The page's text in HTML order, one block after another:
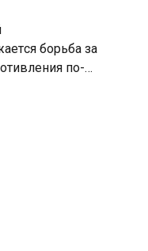
борьба за
по-
Со своим
Защиты